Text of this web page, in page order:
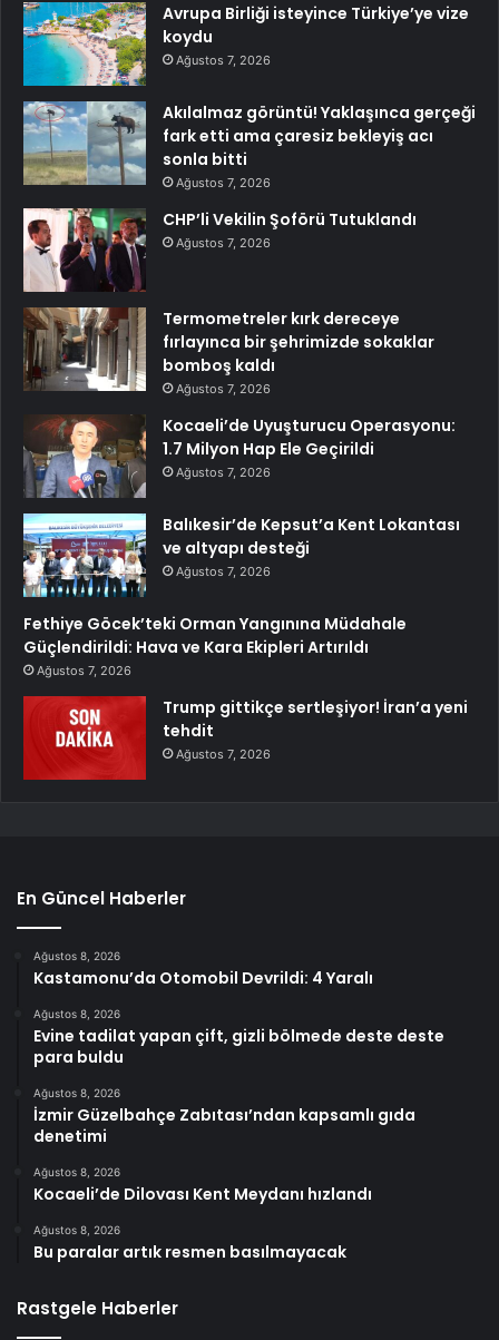
Avrupa Birliği isteyince Türkiye’ye vize
koydu
Ağustos 7, 2026
Akılalmaz görüntü! Yaklaşınca gerçeği
fark etti ama çaresiz bekleyiş acı
sonla bitti
Ağustos 7, 2026
CHP’li Vekilin Şoförü Tutuklandı
Ağustos 7, 2026
Termometreler kırk dereceye
fırlayınca bir şehrimizde sokaklar
bomboş kaldı
Ağustos 7, 2026
Kocaeli’de Uyuşturucu Operasyonu:
1.7 Milyon Hap Ele Geçirildi
Ağustos 7, 2026
Balıkesir’de Kepsut’a Kent Lokantası
ve altyapı desteği
Ağustos 7, 2026
Fethiye Göcek’teki Orman Yangınına Müdahale
Güçlendirildi: Hava ve Kara Ekipleri Artırıldı
Ağustos 7, 2026
Trump gittikçe sertleşiyor! İran’a yeni
tehdit
Ağustos 7, 2026
En Güncel Haberler
Ağustos 8, 2026
Kastamonu’da Otomobil Devrildi: 4 Yaralı
Ağustos 8, 2026
Evine tadilat yapan çift, gizli bölmede deste deste
para buldu
Ağustos 8, 2026
İzmir Güzelbahçe Zabıtası’ndan kapsamlı gıda
denetimi
Ağustos 8, 2026
Kocaeli’de Dilovası Kent Meydanı hızlandı
Ağustos 8, 2026
Bu paralar artık resmen basılmayacak
Rastgele Haberler